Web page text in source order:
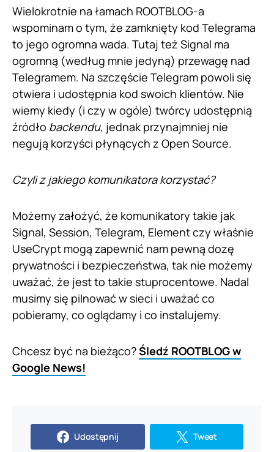
Wielokrotnie na łamach ROOTBLOG-a
wspominam o tym, że zamknięty kod Telegrama
to jego ogromna wada. Tutaj też Signal ma
ogromną (według mnie jedyną) przewagę nad
Telegramem. Na szczęście Telegram powoli się
otwiera i udostępnia kod swoich klientów. Nie
wiemy kiedy (i czy w ogóle) twórcy udostępnią
źródło backendu, jednak przynajmniej nie
negują korzyści płynących z Open Source.
Czyli z jakiego komunikatora korzystać?
Możemy założyć, że komunikatory takie jak
Signal, Session, Telegram, Element czy właśnie
UseCrypt mogą zapewnić nam pewną dozę
prywatności i bezpieczeństwa, tak nie możemy
uważać, że jest to takie stuprocentowe. Nadal
musimy się pilnować w sieci i uważać co
pobieramy, co oglądamy i co instalujemy.
Chcesz być na bieżąco?Śledź ROOTBLOG w
Google News!
Udostępnij Tweet